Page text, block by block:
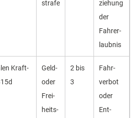
strafe
ziehung
der
Fahr­er­
laubnis
Kraft­
Geld-
oder
Frei­
heits­
2 bis
3
Fahr­
verbot
oder
Ent­